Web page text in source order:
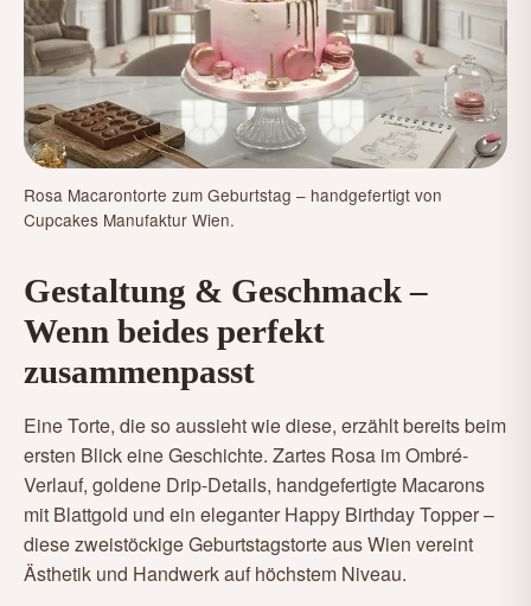
Rosa Macarontorte zum Geburtstag – handgefertigt von
Cupcakes Manufaktur Wien.
Gestaltung & Geschmack –
Wenn beides perfekt
zusammenpasst
Eine Torte, die so aussieht wie diese, erzählt bereits beim
ersten Blick eine Geschichte. Zartes Rosa im Ombré-
Verlauf, goldene Drip-Details, handgefertigte Macarons
mit Blattgold und ein eleganter Happy Birthday Topper –
diese zweistöckige Geburtstagstorte aus Wien vereint
Ästhetik und Handwerk auf höchstem Niveau.